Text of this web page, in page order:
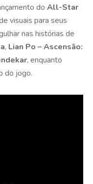
do All-Star
visuais para seus
nas histórias de
, Lian Po – Ascensão:
, enquanto
do jogo.